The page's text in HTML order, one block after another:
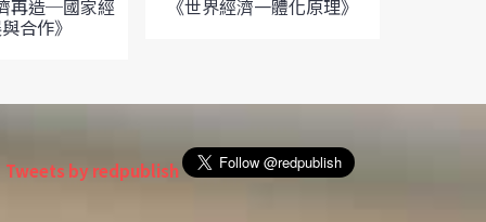
再造─國家經
合作》
《世界經濟一體化原理》
Tweets by redpublish